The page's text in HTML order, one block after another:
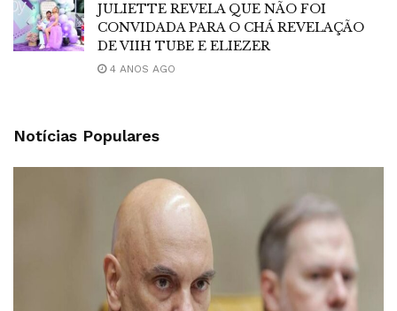
JULIETTE REVELA QUE NÃO FOI
CONVIDADA PARA O CHÁ REVELAÇÃO
DE VIIH TUBE E ELIEZER
4 ANOS AGO
Notícias Populares